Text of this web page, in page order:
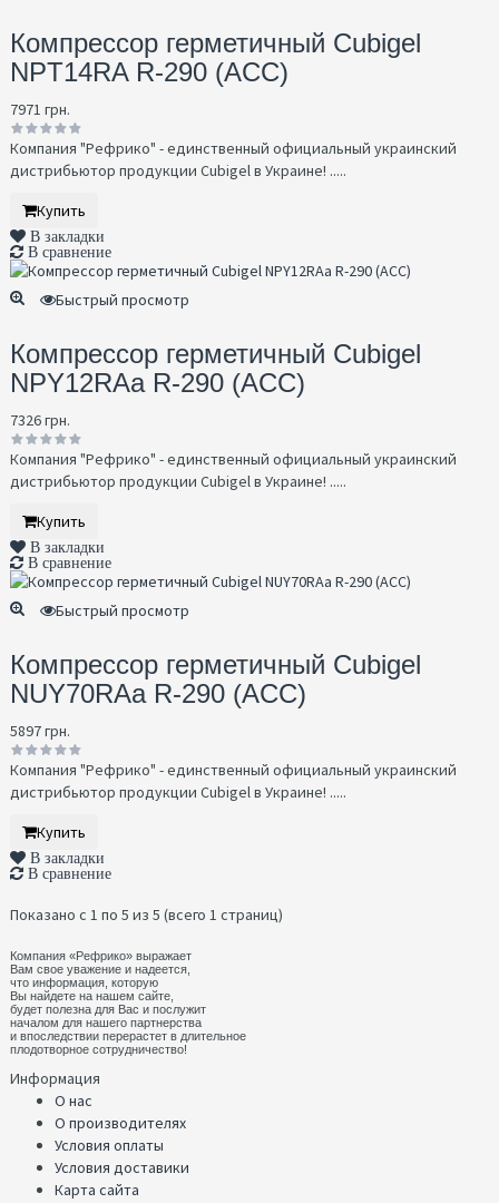
Компрессор герметичный Cubigel
NPT14RA R-290 (ACC)
7971 грн.
Компания "Рефрико" - единственный официальный украинский
дистрибьютор продукции Cubigel в Украине! .....
Купить
В закладки
В сравнение
Быстрый просмотр
Компрессор герметичный Cubigel
NPY12RAa R-290 (ACC)
7326 грн.
Компания "Рефрико" - единственный официальный украинский
дистрибьютор продукции Cubigel в Украине! .....
Купить
В закладки
В сравнение
Быстрый просмотр
Компрессор герметичный Cubigel
NUY70RAa R-290 (ACC)
5897 грн.
Компания "Рефрико" - единственный официальный украинский
дистрибьютор продукции Cubigel в Украине! .....
Купить
В закладки
В сравнение
Показано с 1 по 5 из 5 (всего 1 страниц)
Компания «Рефрико» выражает
Вам свое уважение и надеется,
что информация, которую
Вы найдете на нашем сайте,
будет полезна для Вас и послужит
началом для нашего партнерства
и впоследствии перерастет в длительное
плодотворное сотрудничество!
Информация
О нас
О производителях
Условия оплаты
Условия доставики
Карта сайта